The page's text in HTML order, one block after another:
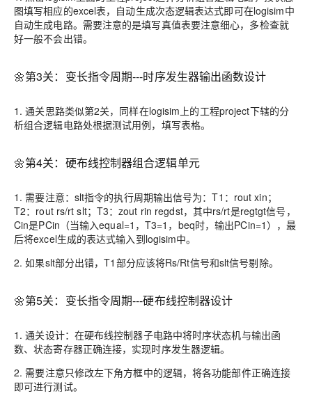
图填写相应的excel表，自动生成次态逻辑表达式即可在logisim中
自动生成电路。需要注意的是填写真值表要注意细心，多检查就
好一般不会出错。
🌼第3关：变长指令周期---时序发生器输出函数设计
1. 通关思路类似第2关，同样在logisim上的工程project下辖的分
析组合逻辑电路处根据测试用例，填写表格。
🌼第4关：硬布线控制器组合逻辑单元
1. 需要注意：slt指令的执行周期输出信号为：T1：rout xin；
T2：rout rs/rt slt；T3：zout rin regdst，其中rs/rt是regtgt信号，
Cin是PCin（当输入equal=1，T3=1，beq时，输出PCin=1），最
后将excel生成的表达式输入到logisim中。
2. 如果slt部分出错，T1部分应该将Rs/Rt信号和slt信号剔除。
🌼第5关：变长指令周期---硬布线控制器设计
1. 通关设计：在硬布线控制器子电路中将时序状态机与输出函
数、状态寄存器正确连接，实现时序发生器逻辑。
2. 需要注意只修改左下角方框中的逻辑，将各功能部件正确连接
即可进行测试。